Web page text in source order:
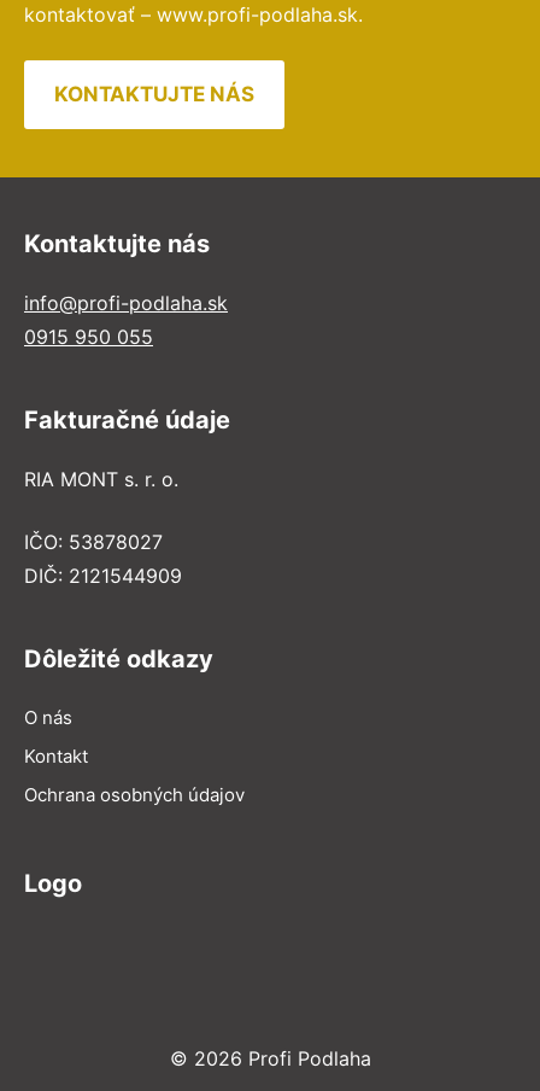
kontaktovať – www.profi-podlaha.sk.
KONTAKTUJTE NÁS
Kontaktujte nás
info@profi-podlaha.sk
0915 950 055
Fakturačné údaje
RIA MONT s. r. o.
IČO: 53878027
DIČ: 2121544909
Dôležité odkazy
O nás
Kontakt
Ochrana osobných údajov
Logo
© 2026 Profi Podlaha